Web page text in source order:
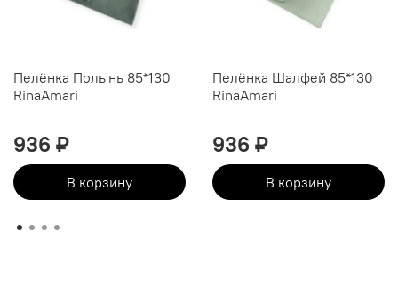
Пелёнка Полынь 85*130
RinaAmari
936 ₽
В корзину
Пелёнка Шалфей 85*130
RinaAmari
936 ₽
В корзину